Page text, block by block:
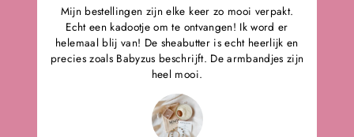
Mijn bestellingen zijn elke keer zo mooi verpakt.
Echt een kadootje om te ontvangen! Ik word er
helemaal blij van! De sheabutter is echt heerlijk en
precies zoals Babyzus beschrijft. De armbandjes zijn
heel mooi.